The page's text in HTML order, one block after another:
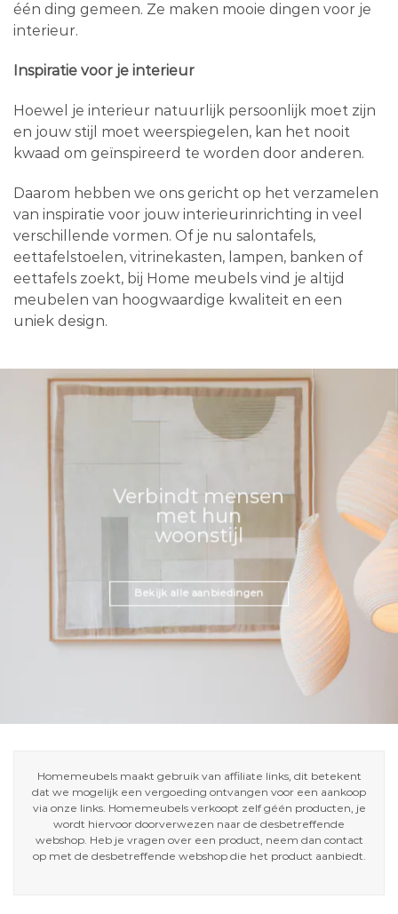
één ding gemeen. Ze maken mooie dingen voor je
interieur.
Inspiratie voor je interieur
Hoewel je interieur natuurlijk persoonlijk moet zijn
en jouw stijl moet weerspiegelen, kan het nooit
kwaad om geïnspireerd te worden door anderen.
Daarom hebben we ons gericht op het verzamelen
van inspiratie voor jouw interieurinrichting in veel
verschillende vormen. Of je nu salontafels,
eettafelstoelen, vitrinekasten, lampen, banken of
eettafels zoekt, bij Home meubels vind je altijd
meubelen van hoogwaardige kwaliteit en een
uniek design.
Verbindt mensen
met hun
woonstijl
Bekijk alle aanbiedingen
Homemeubels maakt gebruik van affiliate links, dit betekent
dat we mogelijk een vergoeding ontvangen voor een aankoop
via onze links. Homemeubels verkoopt zelf géén producten, je
wordt hiervoor doorverwezen naar de desbetreffende
webshop. Heb je vragen over een product, neem dan contact
op met de desbetreffende webshop die het product aanbiedt.